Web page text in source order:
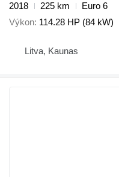
2018
225 km
Euro 6
Výkon 114.28 HP (84 kW)
Litva, Kaunas